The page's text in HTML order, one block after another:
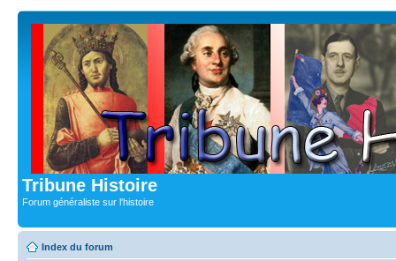
Tribune Histoire
Forum généraliste sur l'histoire
Index du forum